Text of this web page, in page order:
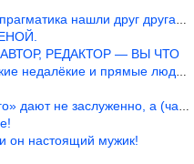
нашли друг друга и «остепен
АВТОР, РЕДАКТОР — ВЫ ЧТО
и прямые люди… Как мо
не заслуженно, а (чаще) по-
он настоящий мужик!